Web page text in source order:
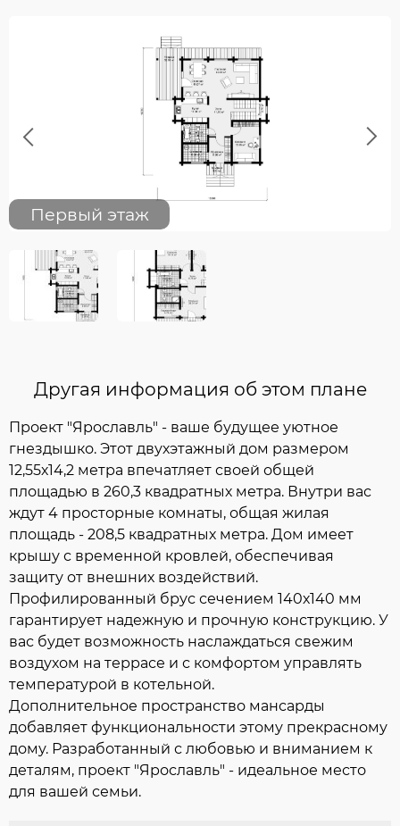
Previous
Первый этаж
Next
Другая информация об этом плане
Проект "Ярославль" - ваше будущее уютное
гнездышко. Этот двухэтажный дом размером
12,55х14,2 метра впечатляет своей общей
площадью в 260,3 квадратных метра. Внутри вас
ждут 4 просторные комнаты, общая жилая
площадь - 208,5 квадратных метра. Дом имеет
крышу с временной кровлей, обеспечивая
защиту от внешних воздействий.
Профилированный брус сечением 140х140 мм
гарантирует надежную и прочную конструкцию. У
вас будет возможность наслаждаться свежим
воздухом на террасе и с комфортом управлять
температурой в котельной.
Дополнительное пространство мансарды
добавляет функциональности этому прекрасному
дому. Разработанный с любовью и вниманием к
деталям, проект "Ярославль" - идеальное место
для вашей семьи.